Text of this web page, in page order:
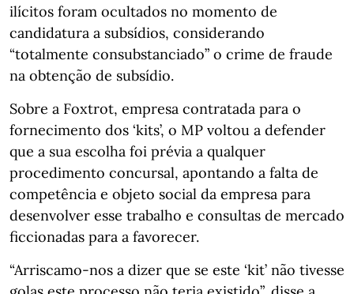
ilícitos foram ocultados no momento de
candidatura a subsídios, considerando
“totalmente consubstanciado” o crime de fraude
na obtenção de subsídio.
Sobre a Foxtrot, empresa contratada para o
fornecimento dos ‘kits’, o MP voltou a defender
que a sua escolha foi prévia a qualquer
procedimento concursal, apontando a falta de
competência e objeto social da empresa para
desenvolver esse trabalho e consultas de mercado
ficcionadas para a favorecer.
“Arriscamo-nos a dizer que se este ‘kit’ não tivesse